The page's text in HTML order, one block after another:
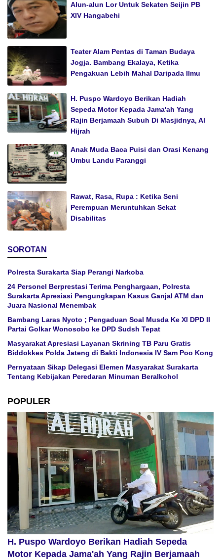
Alun-alun Lor Untuk Sekaten Seijin PB
XIV Hangabehi
Teater Alam Pentas di Taman Budaya
Jogja. Bambang Ekalaya, Ketika
Pengakuan Lebih Mahal Daripada Ilmu
H. Puspo Wardoyo Berikan Hadiah
Sepeda Motor Kepada Jama'ah Yang
Rajin Berjamaah Subuh Di Masjidnya, Al
Hijrah
Anak Muda Baca Puisi dan Orasi Kenang
Umbu Landu Paranggi
Rawat, Rasa, Rupa : Ketika Seni
Perempuan Meruntuhkan Sekat
Disabilitas
SOROTAN
Polresta Surakarta Siap Perangi Narkoba
24 Personel Berprestasi Terima Penghargaan, Polresta
Surakarta Apresiasi Pengungkapan Kasus Ganjal ATM dan
Juara Nasional Menembak
Bambang Laras Nyoto ; Pengaduan Soal Musda Ke XI DPD II
Partai Golkar Wonosobo ke DPD Sudsh Tepat
Masyarakat Apresiasi Layanan Skrining TB Paru Gratis
Biddokkes Polda Jateng di Bakti Indonesia IV Sam Poo Kong
Pernyataan Sikap Delegasi Elemen Masyarakat Surakarta
Tentang Kebijakan Peredaran Minuman Beralkohol
POPULER
H. Puspo Wardoyo Berikan Hadiah Sepeda
Motor Kepada Jama'ah Yang Rajin Berjamaah